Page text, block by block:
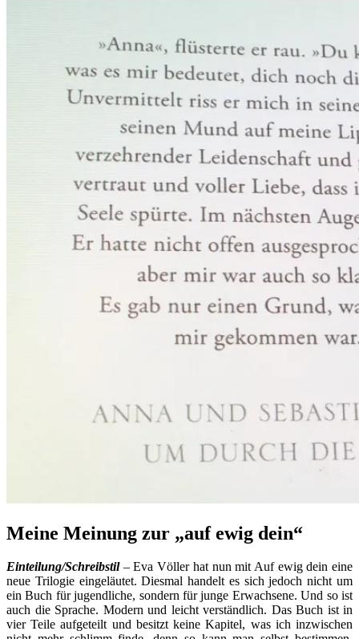
Meine Meinung zur „auf ewig dein“
Einteilung/Schreibstil– Eva Völler hat nun mit Auf ewig dein eine
neue Trilogie eingeläutet. Diesmal handelt es sich jedoch nicht um
ein Buch für jugendliche, sondern für junge Erwachsene. Und so ist
auch die Sprache. Modern und leicht verständlich. Das Buch ist in
vier Teile aufgeteilt und besitzt keine Kapitel, was ich inzwischen